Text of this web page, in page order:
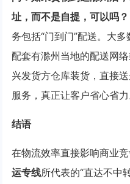
址，而不是自提，可以吗？
务包括“门到门”配送。大
配套有滁州当地的配送网
兴发货方仓库装货，直接
服务，真正让客户省心省力
结语
在物流效率直接影响商业
运专线所代表的“直达不中